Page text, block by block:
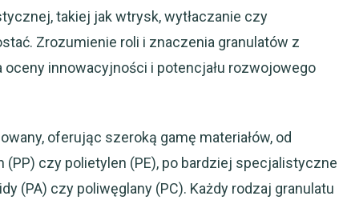
takiej jak wtrysk, wytłaczanie czy
Zrozumienie roli i znaczenia granulatów z
innowacyjności i potencjału rozwojowego
oferując szeroką gamę materiałów, od
czy polietylen (PE), po bardziej specjalistyczne
(PA) czy poliwęglany (PC). Każdy rodzaj granulatu